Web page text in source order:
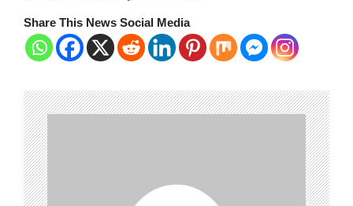
Share This News Social Media